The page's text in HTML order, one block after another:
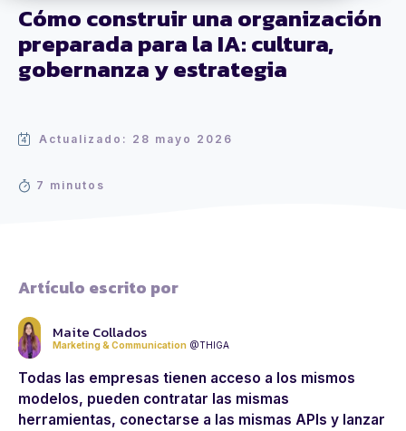
Cómo construir una organización
preparada para la IA: cultura,
gobernanza y estrategia
Actualizado: 28 mayo 2026
7 minutos
Artículo escrito por
Maite Collados
Marketing & Communication @THIGA
Todas las empresas tienen acceso a los mismos
modelos, pueden contratar las mismas
herramientas, conectarse a las mismas APIs y lanzar